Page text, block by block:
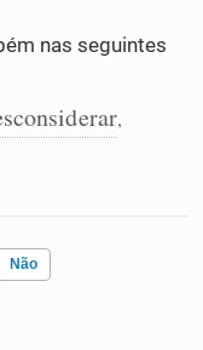
nas seguintes
,
Não